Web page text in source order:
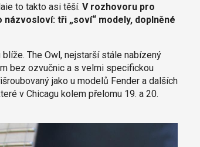
to takto asi těší. V rozhovoru pro
tři „soví“ modely, doplněné
The Owl, nejstarší stále nabízený
bez ozvučnic a s velmi specifickou
jako u modelů Fender a dalších
v Chicagu kolem přelomu 19. a 20.